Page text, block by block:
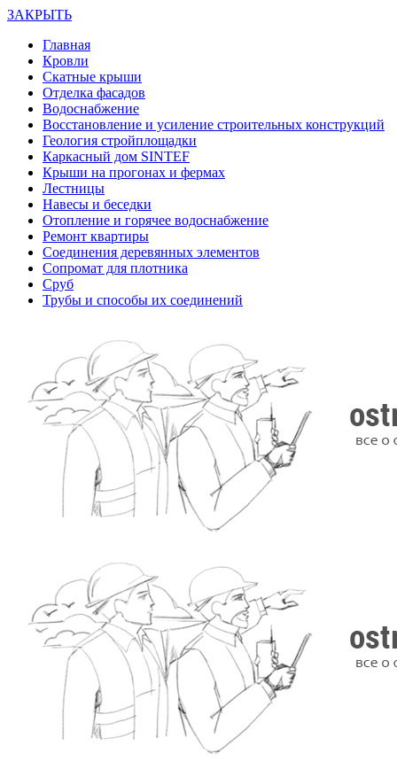
ЗАКРЫТЬ
Главная
Кровли
Скатные крыши
Отделка фасадов
Водоснабжение
Восстановление и усиление строительных конструкций
Геология стройплощадки
Каркасный дом SINTEF
Крыши на прогонах и фермах
Лестницы
Навесы и беседки
Отопление и горячее водоснабжение
Ремонт квартиры
Соединения деревянных элементов
Сопромат для плотника
Сруб
Трубы и способы их соединений